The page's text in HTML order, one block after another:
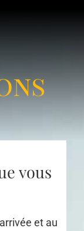
vous
et au